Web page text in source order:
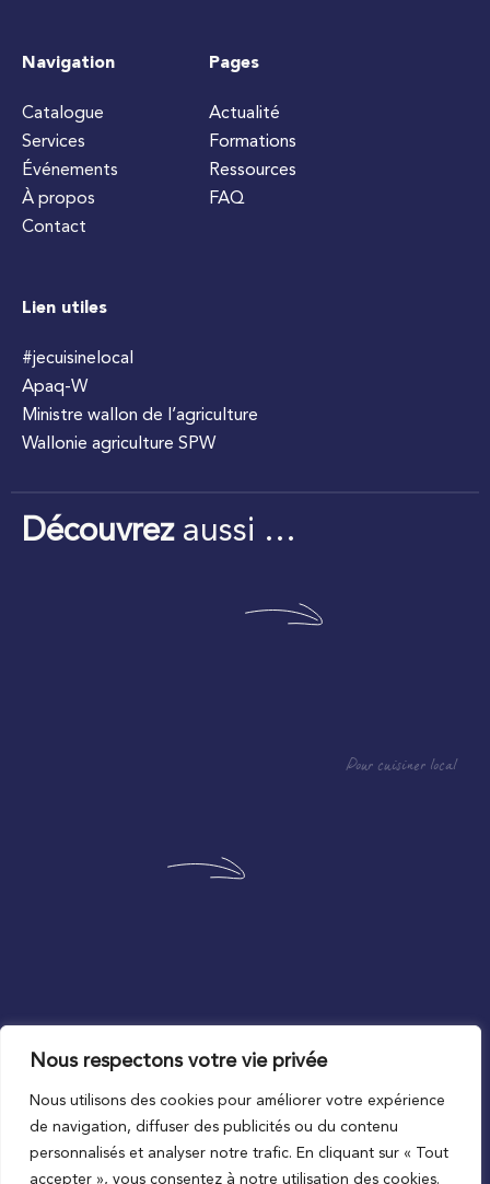
Nous respectons votre vie privée
Nous utilisons des cookies pour améliorer votre expérience
de navigation, diffuser des publicités ou du contenu
personnalisés et analyser notre trafic. En cliquant sur « Tout
accepter », vous consentez à notre utilisation des cookies.
Navigation
Catalogue
Services
Événements
À propos
Contact
Pages
Actualité
Formations
Ressources
FAQ
Lien utiles
#jecuisinelocal
Apaq-W
Ministre wallon de l’agriculture
Wallonie agriculture SPW
Découvrezaussi …
Pour cuisiner local
Au plus proche du local